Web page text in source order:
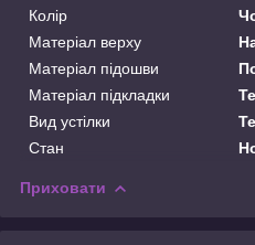
Колір
Матеріал верху
Матеріал підошви
Матеріал підкладки
Вид устілки
Стан
Приховати